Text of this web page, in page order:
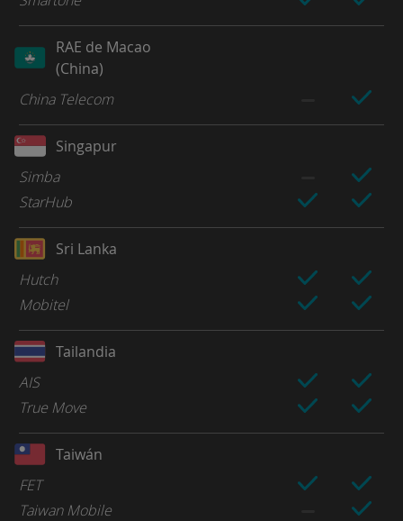
RAE de Macao
(China)
China Telecom
Singapur
Simba
StarHub
Sri Lanka
Hutch
Mobitel
Tailandia
AIS
True Move
Taiwán
FET
Taiwan Mobile